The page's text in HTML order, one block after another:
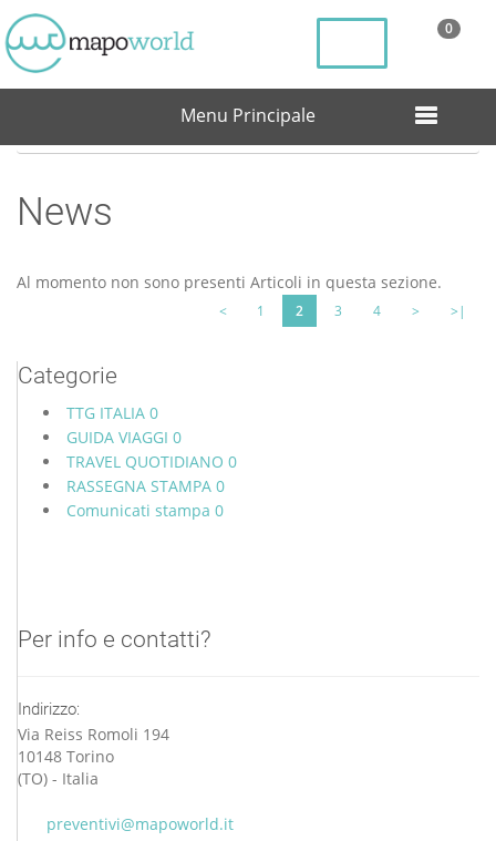
0
Menu Principale
News
Al momento non sono presenti Articoli in questa sezione.
< 1 2 3 4 > >|
Categorie
TTG ITALIA 0
GUIDA VIAGGI 0
TRAVEL QUOTIDIANO 0
RASSEGNA STAMPA 0
Comunicati stampa 0
Per info e contatti?
Indirizzo:
Via Reiss Romoli 194
10148 Torino
(TO) - Italia
preventivi@mapoworld.it